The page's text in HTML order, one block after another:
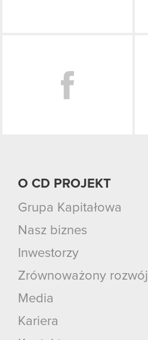
O CD PROJEKT
Grupa Kapitałowa
Nasz biznes
Inwestorzy
Zrównoważony rozwój
Media
Kariera